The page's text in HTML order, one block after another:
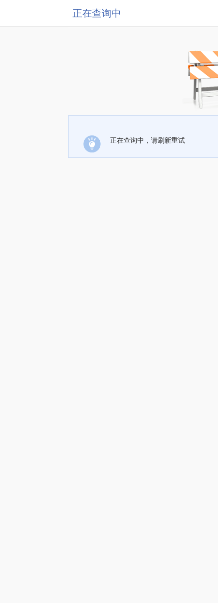
正在查询中
正在查询中，请刷新重试